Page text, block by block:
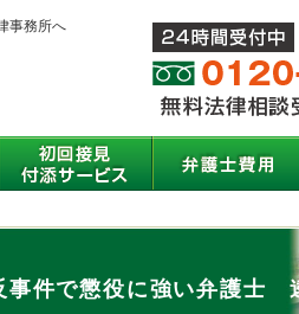
事務所へ
事件で懲役に強い弁護士